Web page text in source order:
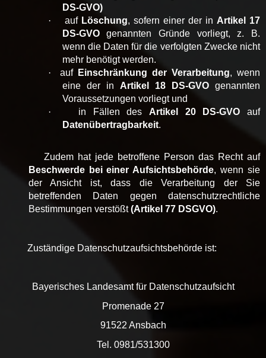
DS-GVO)
·
auf Löschung, sofern einer der in Artikel 17
DS-GVOgenannten Gründe vorliegt, z. B.
wenn die Daten für die verfolgten Zwecke nicht
mehr benötigt werden.
·
auf Einschränkung der Verarbeitung, wenn
eine der in Artikel 18 DS-GVOgenannten
Voraussetzungen vorliegt und
·
in Fällen desArtikel 20 DS-GVO auf
Datenübertragbarkeit.
Zudem hat jede betroffene Person das Recht auf
Beschwerde bei einer Aufsichtsbehörde, wenn sie
der Ansicht ist, dass die Verarbeitung der Sie
betreffenden Daten gegen datenschutzrechtliche
Bestimmungen verstößt(Artikel 77 DSGVO).
Zuständige Datenschutzaufsichtsbehörde ist:
Bayerisches Landesamt für Datenschutzaufsicht
Promenade 27
91522 Ansbach
Tel. 0981/531300